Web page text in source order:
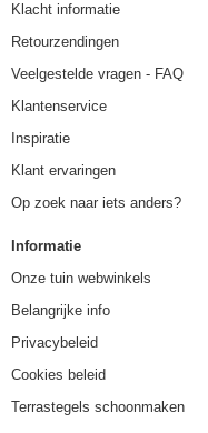
Klacht informatie
Retourzendingen
Veelgestelde vragen - FAQ
Klantenservice
Inspiratie
Klant ervaringen
Op zoek naar iets anders?
Informatie
Onze tuin webwinkels
Belangrijke info
Privacybeleid
Cookies beleid
Terrastegels schoonmaken